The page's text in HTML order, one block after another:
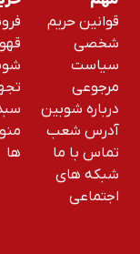
قوانین حریم
شخصی
سیاست
مرجوعی
درباره شوبین
آدرس شعب
تماس با ما
شبکه های
اجتماعی
ها